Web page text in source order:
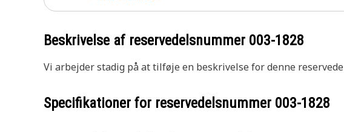
Beskrivelse af reservedelsnummer 003-1828
Vi arbejder stadig på at tilføje en beskrivelse for denne
Specifikationer for reservedelsnummer 003-1828